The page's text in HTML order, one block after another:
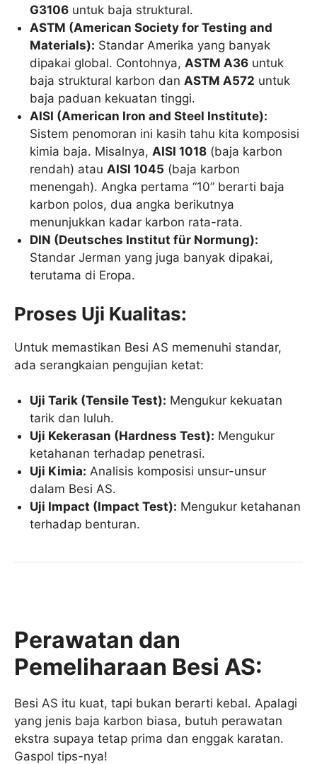
G3106 untuk baja struktural.
ASTM (American Society for Testing and
Materials): Standar Amerika yang banyak
dipakai global. Contohnya,ASTM A36 untuk
baja struktural karbon danASTM A572 untuk
baja paduan kekuatan tinggi.
AISI (American Iron and Steel Institute):
Sistem penomoran ini kasih tahu kita komposisi
kimia baja. Misalnya,AISI 1018 (baja karbon
rendah) atauAISI 1045 (baja karbon
menengah). Angka pertama “10” berarti baja
karbon polos, dua angka berikutnya
menunjukkan kadar karbon rata-rata.
DIN (Deutsches Institut für Normung):
Standar Jerman yang juga banyak dipakai,
terutama di Eropa.
Proses Uji Kualitas:
Untuk memastikan Besi AS memenuhi standar,
ada serangkaian pengujian ketat:
Uji Tarik (Tensile Test): Mengukur kekuatan
tarik dan luluh.
Uji Kekerasan (Hardness Test): Mengukur
ketahanan terhadap penetrasi.
Uji Kimia: Analisis komposisi unsur-unsur
dalam Besi AS.
Uji Impact (Impact Test): Mengukur ketahanan
terhadap benturan.
Perawatan dan
Pemeliharaan Besi AS:
Besi AS itu kuat, tapi bukan berarti kebal. Apalagi
yang jenis baja karbon biasa, butuh perawatan
ekstra supaya tetap prima dan enggak karatan.
Gaspol tips-nya!